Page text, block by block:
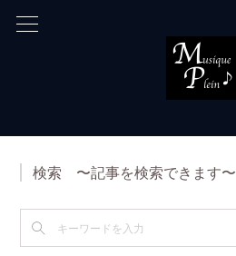
検索 〜記事を検索できます〜